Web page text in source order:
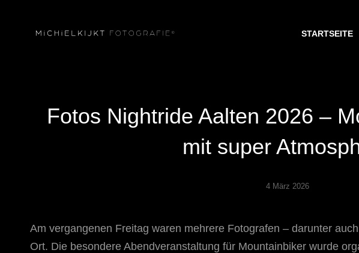
STARTSEITE
Fotos Nightride Aalten 2026 –
mit super
4 März 2026
Am vergangenen Freitag waren mehrere Fotografen – darunter
Ort. Die besondere Abendveranstaltung für Mountainbiker wurde